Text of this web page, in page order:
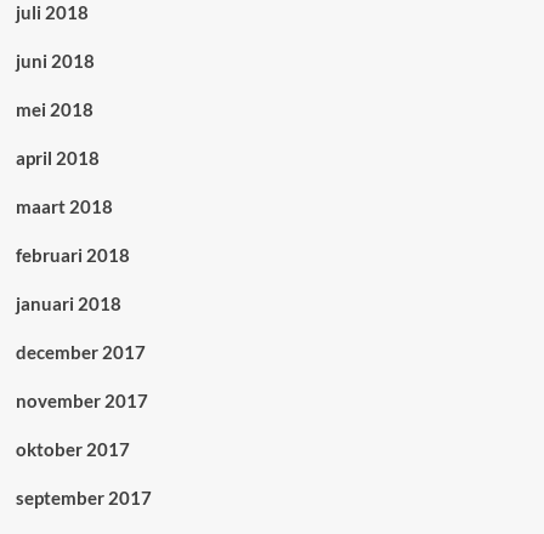
juli 2018
juni 2018
mei 2018
april 2018
maart 2018
februari 2018
januari 2018
december 2017
november 2017
oktober 2017
september 2017